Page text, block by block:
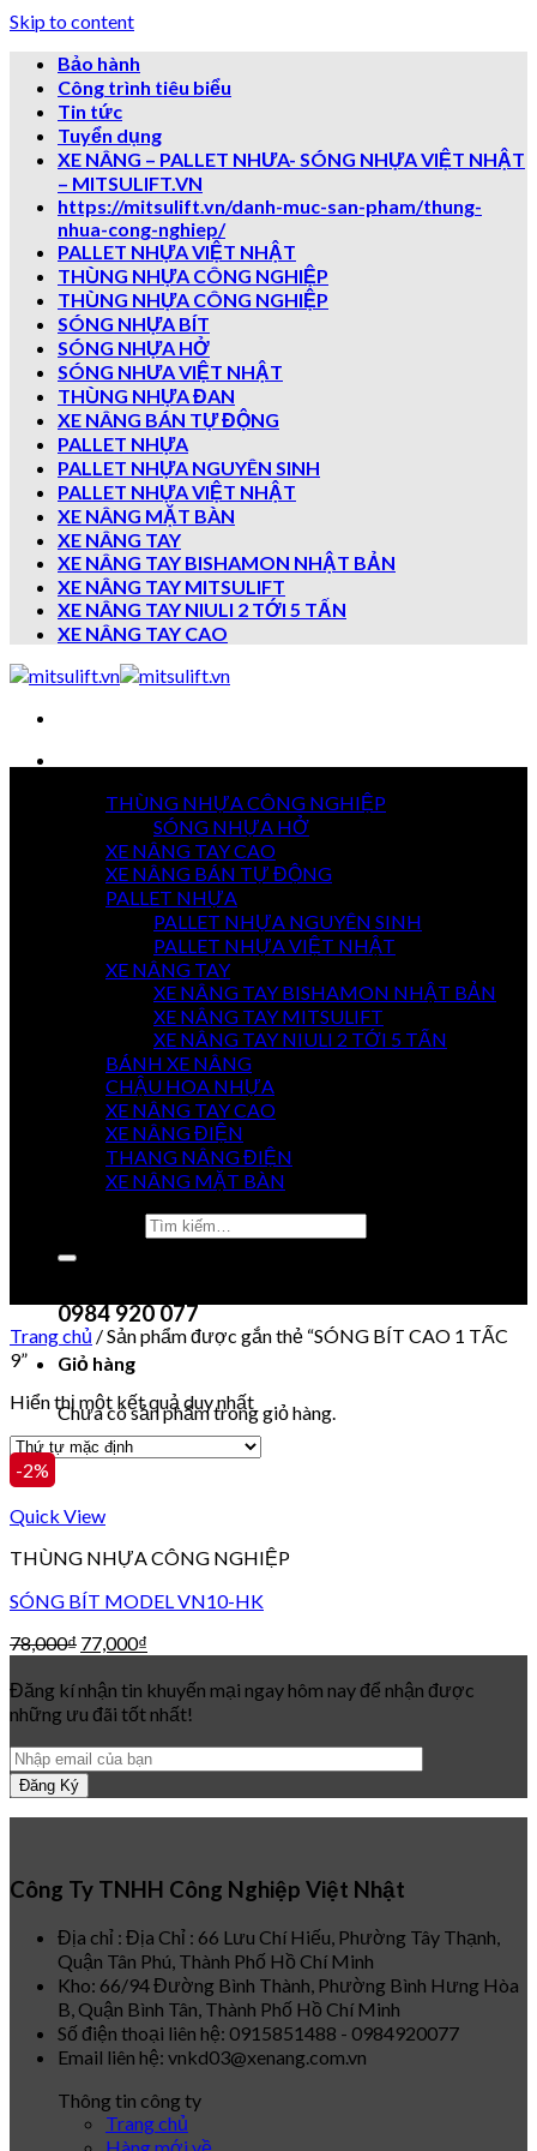
Skip to content
Bảo hành
Công trình tiêu biểu
Tin tức
Tuyển dụng
XE NÂNG – PALLET NHƯA- SÓNG NHỰA VIỆT NHẬT
– MITSULIFT.VN
https://mitsulift.vn/danh-muc-san-pham/thung-
nhua-cong-nghiep/
PALLET NHỰA VIỆT NHẬT
THÙNG NHỰA CÔNG NGHIỆP
THÙNG NHỰA CÔNG NGHIỆP
SÓNG NHỰA BÍT
SÓNG NHỰA HỞ
SÓNG NHƯA VIỆT NHẬT
THÙNG NHỰA ĐAN
XE NÂNG BÁN TỰ ĐỘNG
PALLET NHỰA
PALLET NHỰA NGUYÊN SINH
PALLET NHỰA VIỆT NHẬT
XE NÂNG MẶT BÀN
XE NÂNG TAY
XE NÂNG TAY BISHAMON NHẬT BẢN
XE NÂNG TAY MITSULIFT
XE NÂNG TAY NIULI 2 TỚI 5 TẤN
XE NÂNG TAY CAO
7 NGÀY
TOÀN QUỐC
THANH TOÁN
KHI NHẬN HÀNG
TỐT NHẤT
0915 851 488
0984 920 077
Giỏ hàng
Chưa có sản phẩm trong giỏ hàng.
THÙNG NHỰA CÔNG NGHIỆP
SÓNG NHỰA HỞ
XE NÂNG TAY CAO
XE NÂNG BÁN TỰ ĐỘNG
PALLET NHỰA
PALLET NHỰA NGUYÊN SINH
PALLET NHỰA VIỆT NHẬT
XE NÂNG TAY
XE NÂNG TAY BISHAMON NHẬT BẢN
XE NÂNG TAY MITSULIFT
XE NÂNG TAY NIULI 2 TỚI 5 TẤN
BÁNH XE NÂNG
CHẬU HOA NHỰA
XE NÂNG TAY CAO
XE NÂNG ĐIỆN
THANG NÂNG ĐIỆN
XE NÂNG MẶT BÀN
Trang chủ /Sản phẩm được gắn thẻ “SÓNG BÍT CAO 1 TẤC
9”
Hiển thị một kết quả duy nhất
-2%
Quick View
THÙNG NHỰA CÔNG NGHIỆP
SÓNG BÍT MODEL VN10-HK
78,000₫ 77,000₫
Đăng kí nhận tin khuyến mại ngay hôm nay để nhận được
những ưu đãi tốt nhất!
Công Ty TNHH Công Nghiệp Việt Nhật
Địa chỉ : Địa Chỉ : 66 Lưu Chí Hiếu, Phường Tây Thạnh,
Quận Tân Phú, Thành Phố Hồ Chí Minh
Kho: 66/94 Đường Bình Thành, Phường Bình Hưng Hòa
B, Quận Bình Tân, Thành Phố Hồ Chí Minh
Số điện thoại liên hệ: 0915851488 - 0984920077
Email liên hệ: vnkd03@xenang.com.vn
Thông tin công ty
Trang chủ